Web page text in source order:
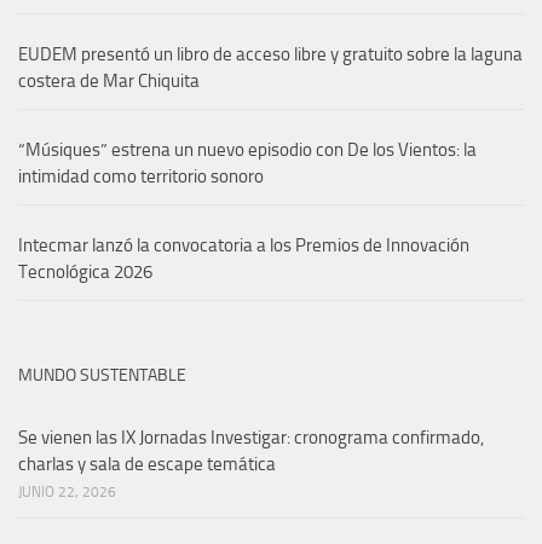
EUDEM presentó un libro de acceso libre y gratuito sobre la laguna
costera de Mar Chiquita
“Músiques” estrena un nuevo episodio con De los Vientos: la
intimidad como territorio sonoro
Intecmar lanzó la convocatoria a los Premios de Innovación
Tecnológica 2026
MUNDO SUSTENTABLE
Se vienen las IX Jornadas Investigar: cronograma confirmado,
charlas y sala de escape temática
JUNIO 22, 2026